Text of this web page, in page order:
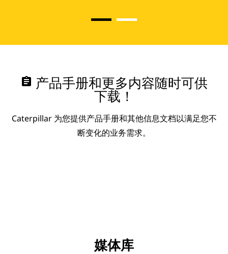
assignment 产品手册和更多内容随时可供
下载！
Caterpillar 为您提供产品手册和其他信息文档以满足您不
断变化的业务需求。
媒体库